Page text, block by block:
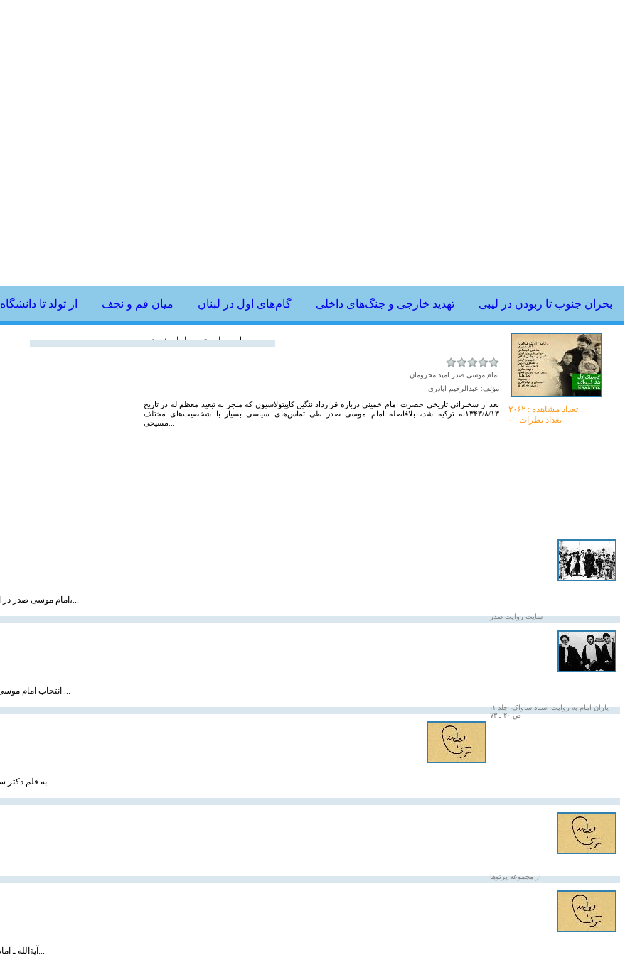
از تولد تا دانشگاه میان قم و نجف گام‌های اول در لبنان تهدید خارجی و جنگ‌های داخلی بحران جنوب تا ربودن در لیبی
تعداد مشاهده :‌ ۲۰۶۲
تعداد نظرات : ۰
دیدار درباره تبعید امام خمینی
امام موسی صدر امید محرومان
مؤلف: عبدالرحیم اباذری
بعد از سخنرانی تاریخی حضرت امام خمینی درباره قرارداد ننگین کاپیتولاسیون که منجر به تبعید معظم له در تاریخ
۱۳۴۳/۸/۱۳به ترکیه شد، بلافاصله امام موسی صدر طی تماس‌های سیاسی بسیار با شخصیت‌های مختلف
امام موسی صدر در اواخر سال ۱۳۳۸ و به دنبال توصیه‌های حضرات آیات بروجردی، حکیم و شیخ مرتضی آل یاسین،...
سایت روایت صدر
انتخاب امام موسی صدر به رهبری و زعامت عالی شیعیان لبنان امری تصادفی و اتفاقی نبود بلکه معلول عوامل ...
یاران امام به روایت اسناد ساواک، جلد ۱،
ص ۲۰ ـ ۷۳
به قلم دکتر سید یاسر یائو جیده ، سایت مسلم هرالد هنگ كنگ ترجمه : رضا مرادزاده ، 20 بهمن 1383 مقاله ...
از مجموعه پرتوها
آیة‌الله ـ امام ـ سید موسی صدر رهبر شیعیان لبنان‏، فرزند برومند بزرگ مرجع فقید شیعه‏، مرحوم آیةالله...